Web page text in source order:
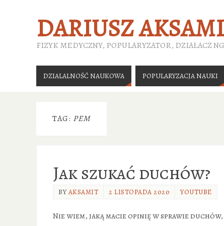
DARIUSZ
FIZYK MEDYCZNY, POPULARYZATOR, DZIAŁACZ
DZIALALNOŚĆ NAUKOWA POPULARYZACJA NAUKI
TAG: PEM
Jak szukać duchów?
BYAKSAMIT 2 LISTOPADA 2020 YOUTUBE
Nie wiem, jaką macie opinię w sprawie